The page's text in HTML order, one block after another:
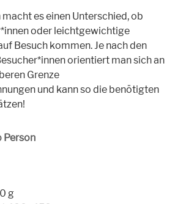
es einen Unterschied, ob
oder leichtgewichtige
Besuch kommen. Je nach den
orientiert man sich an
Grenze
und kann so die benötigten
Person
g